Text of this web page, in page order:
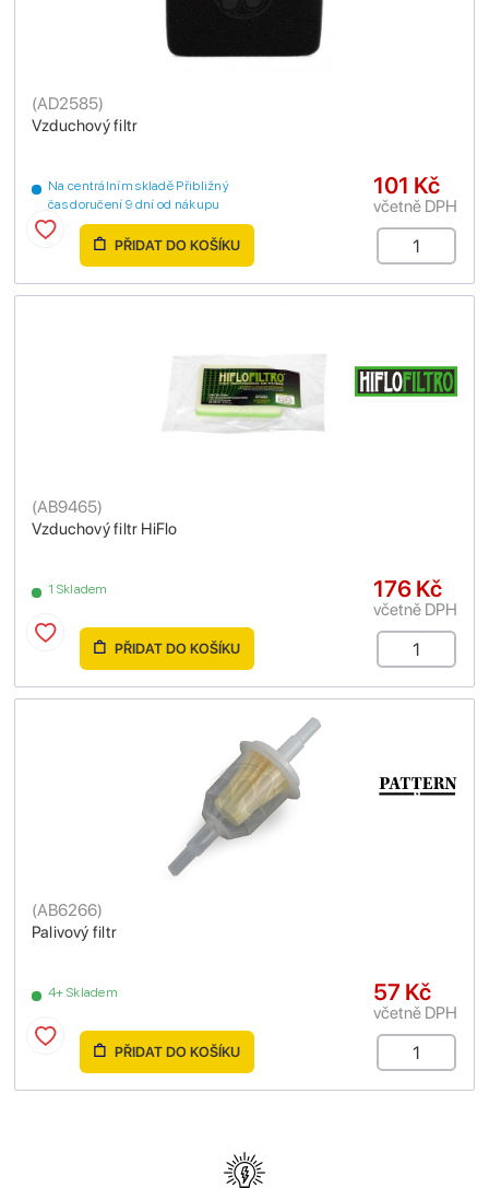
Vzduchový filtr
(AD2585)
Na centrálním skladě Přibližný
čas doručení 9 dní od nákupu
101 Kč
včetně DPH
PŘIDAT DO KOŠÍKU
Vzduchový filtr HiFlo
(AB9465)
1 Skladem 176 Kč
včetně DPH
PŘIDAT DO KOŠÍKU
Palivový filtr
(AB6266)
4+ Skladem 57 Kč
včetně DPH
PŘIDAT DO KOŠÍKU